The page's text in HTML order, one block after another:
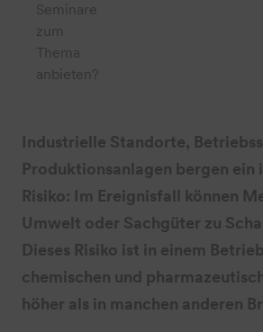
Seminare
zum
Thema
anbieten?
Industrielle Standorte,
Produktionsanlagen bergen ein
Risiko: Im Ereignisfall können
Umwelt oder Sachgüter zu
Dieses Risiko ist in einem
chemischen und
höher als in manchen anderen